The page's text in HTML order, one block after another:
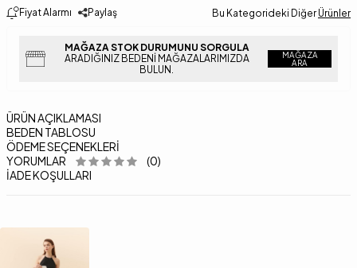
Fiyat Alarmı Paylaş Bu Kategorideki Diğer Ürünler
MAĞAZA STOK DURUMUNU SORGULA
ARADIĞINIZ BEDENI MAĞAZALARIMIZDA
BULUN.
MAĞAZA
ARA
ÜRÜN AÇIKLAMASI
BEDEN TABLOSU
ÖDEME SEÇENEKLERI
YORUMLAR
(0)
İADE KOŞULLARI